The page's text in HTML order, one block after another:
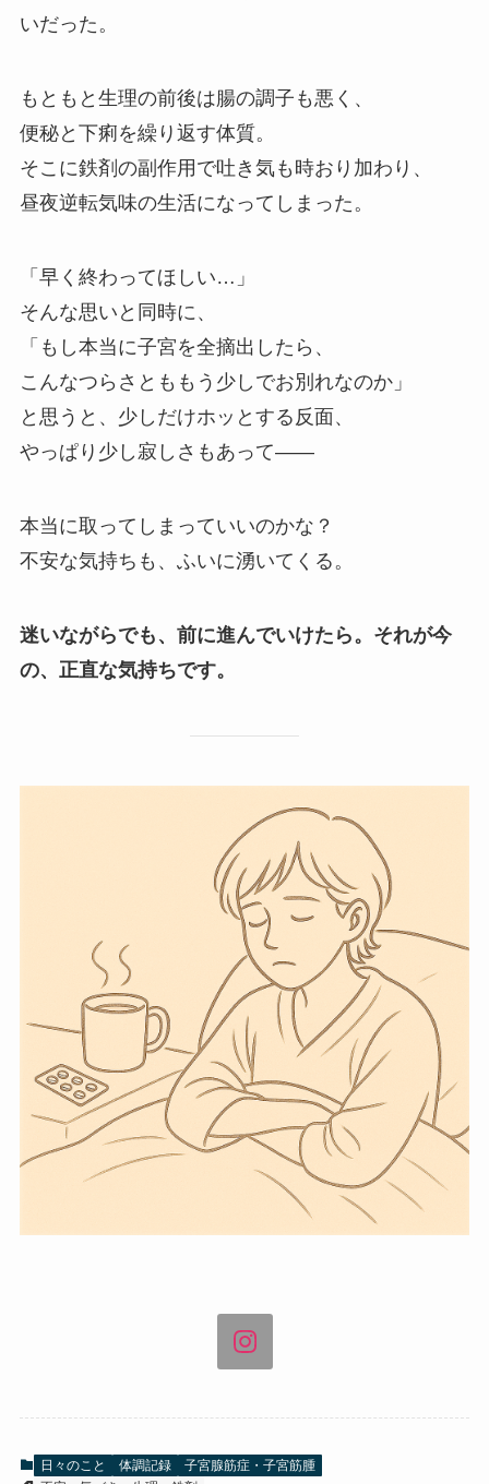
いだった。
もともと生理の前後は腸の調子も悪く、
便秘と下痢を繰り返す体質。
そこに鉄剤の副作用で吐き気も時おり加わり、
昼夜逆転気味の生活になってしまった。
「早く終わってほしい…」
そんな思いと同時に、
「もし本当に子宮を全摘出したら、
こんなつらさとももう少しでお別れなのか」
と思うと、少しだけホッとする反面、
やっぱり少し寂しさもあって――
本当に取ってしまっていいのかな？
不安な気持ちも、ふいに湧いてくる。
迷いながらでも、前に進んでいけたら。それが今
の、正直な気持ちです。
日々のこと 体調記録
子宮腺筋症・子宮筋腫